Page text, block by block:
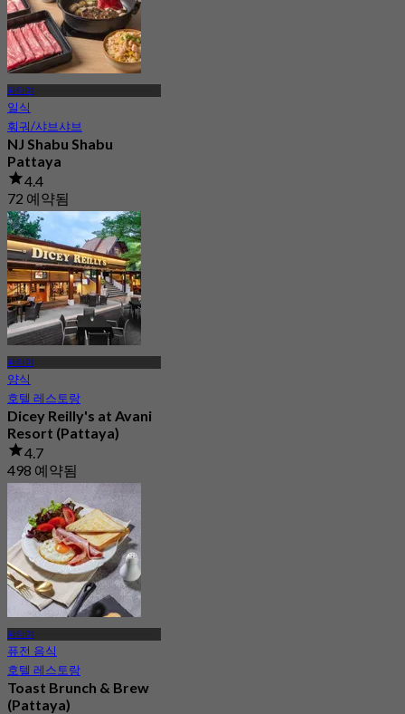
파타야
일식
훠궈/샤브샤브
NJ Shabu Shabu
Pattaya
4.4
72 예약됨
에서฿ 416.66
파타야
양식
호텔 레스토랑
Dicey Reilly's at Avani
Resort (Pattaya)
4.7
498 예약됨
에서฿ 450
파타야
퓨전 음식
호텔 레스토랑
Toast Brunch & Brew
(Pattaya)